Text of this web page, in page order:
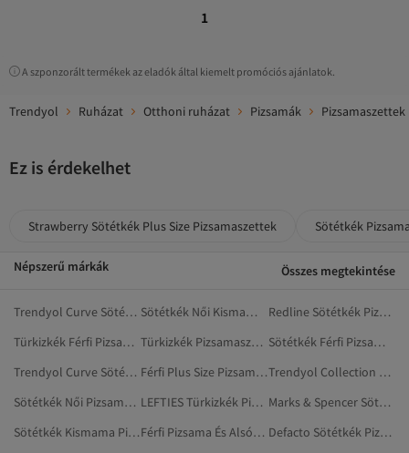
1
A szponzorált termékek az eladók által kiemelt promóciós ajánlatok.
Trendyol Ruházat Otthoni ruházat Pizsamák Pizsamaszettek
Ez is érdekelhet
Strawberry Sötétkék Plus Size Pizsamaszettek Sötétkék
Népszerű márkák Összes megtekintése
Trendyol Curve Sötétkék Pizsamaszettek Sötétkék Női Kismama Pizsama Szettek
Redline Sötétkék Pizsamaszettek
Türkizkék Férfi Pizsamaszettek
Türkizkék Pizsamaszettek
Sötétkék Férfi Pizsama És Alsónemű
Trendyol Curve Sötétkék Plus Size Pizsamaszettek
Férfi Plus Size Pizsamaszettek
Trendyol Collection Sötétkék Pizsama És Alsónemű
Sötétkék Női Pizsama És Alsónemű
LEFTIES Türkizkék Pizsamaszettek
Marks & Spencer Sötétkék Pizsamaszettek
Sötétkék Kismama Pizsama Szettek
Férfi Pizsama És Alsónemű
Defacto Sötétkék Pizsamaszettek